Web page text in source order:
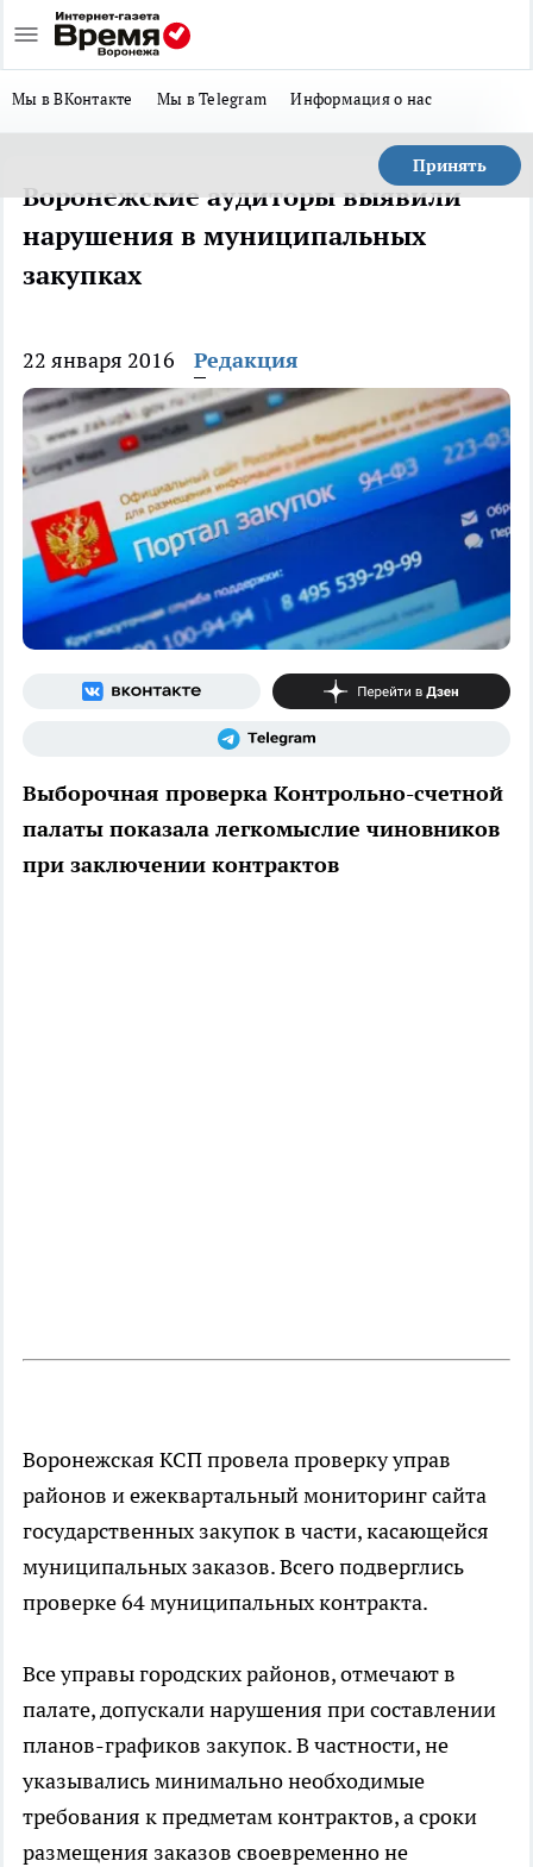
Мы в ВКонтакте Мы в Telegram Информация о нас
Принять
Воронежские аудиторы выявили
нарушения в муниципальных
закупках
22 января 2016 Редакция
Выборочная проверка Контрольно-счетной
палаты показала легкомыслие чиновников
при заключении контрактов
Воронежская КСП провела проверку управ
районов и ежеквартальный мониторинг сайта
государственных закупок в части, касающейся
муниципальных заказов. Всего подверглись
проверке 64 муниципальных контракта.
Все управы городских районов, отмечают в
палате, допускали нарушения при составлении
планов-графиков закупок. В частности, не
указывались минимально необходимые
требования к предметам контрактов, а сроки
размещения заказов своевременно не